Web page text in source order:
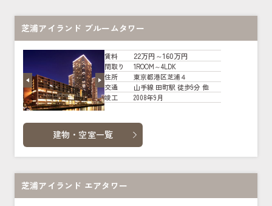
芝浦アイランド ブルームタワー
賃料 22万円～160万円
間取り
1ROOM～4LDK
住所
東京都港区芝浦４
交通
山手線 田町駅 徒歩9分 他
竣工
2008年9月
建物・空室一覧
芝浦アイランド エアタワー